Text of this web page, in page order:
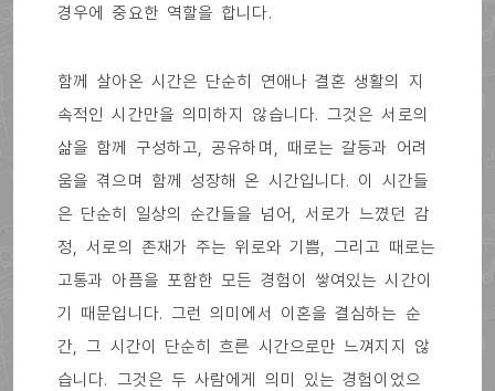
경우에 중요한 역할을 합니다.
함께 살아온 시간은 단순히 연애나 결혼 생활의 지
속적인 시간만을 의미하지 않습니다. 그것은 서로의
삶을 함께 구성하고, 공유하며, 때로는 갈등과 어려
움을 겪으며 함께 성장해 온 시간입니다. 이 시간들
은 단순히 일상의 순간들을 넘어, 서로가 느꼈던 감
정, 서로의 존재가 주는 위로와 기쁨, 그리고 때로는
고통과 아픔을 포함한 모든 경험이 쌓여있는 시간이
기 때문입니다. 그런 의미에서 이혼을 결심하는 순
간, 그 시간이 단순히 흐른 시간으로만 느껴지지 않
습니다. 그것은 두 사람에게 의미 있는 경험이었으